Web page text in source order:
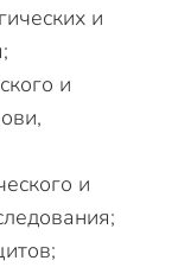
и
и
и